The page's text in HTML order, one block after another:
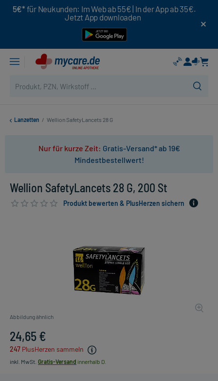
5€* für Neukunden: Im Web ab 55€ | In der App ab 35€.
Jetzt App downloaden
Lanzetten / Wellion SafetyLancets 28 G
Nur für kurze Zeit: Gratis-Versand* ab 19€
Mindestbestellwert!
Wellion SafetyLancets 28 G, 200 St
Produkt bewerten & PlusHerzen sichern
Abbildung ähnlich
24,65 €
247 PlusHerzen sammeln
inkl. MwSt. Gratis-Versand innerhalb D.